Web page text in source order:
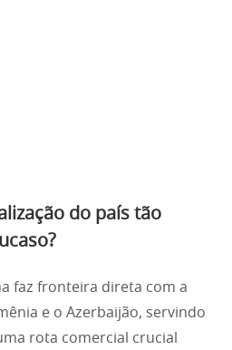
do país tão
faz fronteira direta com a
e o Azerbaijão, servindo
rota comercial crucial